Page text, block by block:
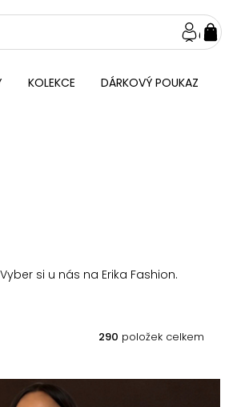
KOLEKCE DÁRKOVÝ POUKAZ
si u nás na Erika Fashion.
290 položek celkem